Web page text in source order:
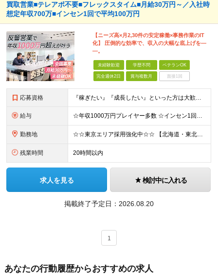
買取営業■テレアポ不要■フレックスタイム■月給30万円～／入社時
想定年収700万■インセン1回で平均100万円
【ニーズ高×月2,30件の安定稼働×事務作業のIT
化】 圧倒的な効率で、収入の大幅な底上げを―
―。
未経験歓迎 学歴不問 ベテランOK
完全週休2日 賞与複数月 面接1回
応募資格 『稼ぎたい』『成長したい』といった方は大歓迎◎ ■未経験歓迎 ■要普通自動車免許（AT限定可） ■学歴不問 ▼下記にひとつでも当てはまる方はぜひ！ □ 早期キャリアアップを目指したい □ 営業に集中
給与 ☆年収1000万円プレイヤー多数 ☆インセン1回で500万円も ☆個人インセンのほか、業績賞与年2回支給 月給30万円～35万円(固定残業代含む)＋達成ボーナス（半期に1回） ※前職・経験等を考慮し
勤務地 ☆☆東京エリア採用強化中☆☆ 【北海道・東北地方】札幌/仙台/郡山/盛岡 【関東地方】横浜/千葉/東京/つくば/大宮/高崎/宇都宮/立川 【中部地方】静岡/名古屋/岐阜/金沢/新潟/富山 【近畿地方
残業時間 20時間以内
求人を見る 検討中に入れる
掲載終了予定日： 2026.08.20
1
あなたの行動履歴からおすすめの求人